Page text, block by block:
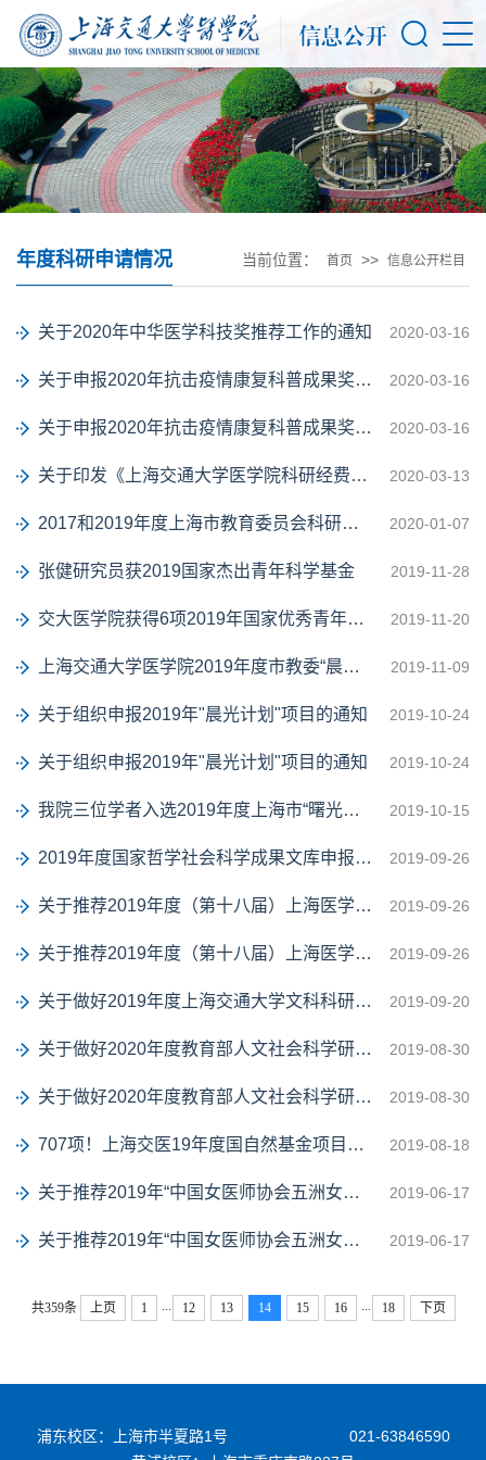
年度科研申请情况 当前位置： 首页 >> 信息公开栏目
关于2020年中华医学科技奖推荐工作的通知 2020-03-16
关于申报2020年抗击疫情康复科普成果奖和抗击疫情贡献奖的第一轮通知 2020-03-16
关于申报2020年抗击疫情康复科普成果奖和抗击疫情贡献奖的第一轮通知 2020-03-16
关于印发《上海交通大学医学院科研经费管理办法》的通知 2020-03-13
2017和2019年度上海市教育委员会科研创新项目情况公示 2020-01-07
张健研究员获2019国家杰出青年科学基金 2019-11-28
交大医学院获得6项2019年国家优秀青年科学基金项目 2019-11-20
上海交通大学医学院2019年度市教委“晨光计划”项目遴选结果公示 2019-11-09
关于组织申报2019年"晨光计划"项目的通知 2019-10-24
关于组织申报2019年"晨光计划"项目的通知 2019-10-24
我院三位学者入选2019年度上海市“曙光计划”项目 2019-10-15
2019年度国家哲学社会科学成果文库申报公告 2019-09-26
关于推荐2019年度（第十八届）上海医学科技奖的通知 2019-09-26
关于推荐2019年度（第十八届）上海医学科技奖的通知 2019-09-26
关于做好2019年度上海交通大学文科科研创新培育项目申报工作的通知 2019-09-20
关于做好2020年度教育部人文社会科学研究专项任务项目(中国特色社会主义理论体系研... 2019-08-30
关于做好2020年度教育部人文社会科学研究一般项目申报工作的通知 2019-08-30
707项！上海交医19年度国自然基金项目资助再上新台阶 2019-08-18
关于推荐2019年“中国女医师协会五洲女子科技奖”的通知 2019-06-17
关于推荐2019年“中国女医师协会五洲女子科技奖”的通知 2019-06-17
共359条 上页 1 ... 12 13 14 15 16 ... 18 下页
浦东校区：上海市半夏路1号 021-63846590